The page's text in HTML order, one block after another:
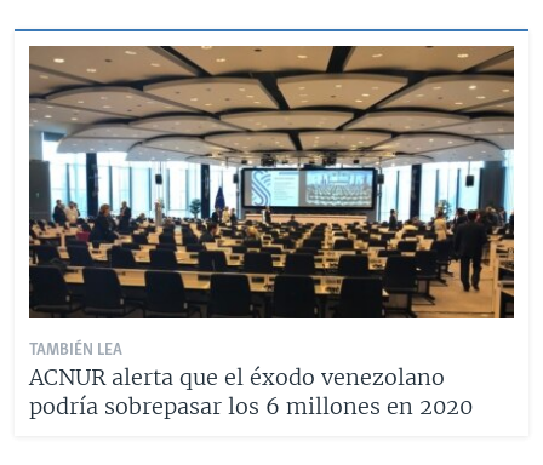
TAMBIÉN LEA
ACNUR alerta que el éxodo venezolano
podría sobrepasar los 6 millones en 2020